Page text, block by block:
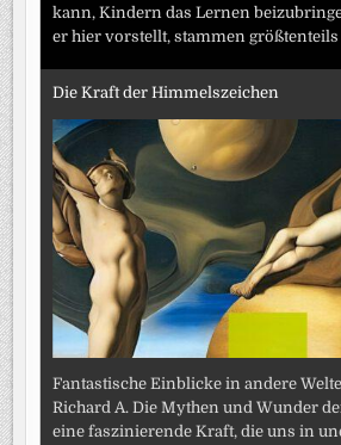
kann, Kindern das Lernen
er hier vorstellt, stammen größtenteils
Die Kraft der Himmelszeichen
Fantastische Einblicke in andere
Richard A. Die Mythen und Wunder
eine faszinierende Kraft, die uns in